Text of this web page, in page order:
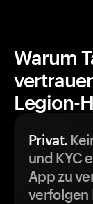
Warum
Legion-
Privat.
und KYC
App zu
verfolgen